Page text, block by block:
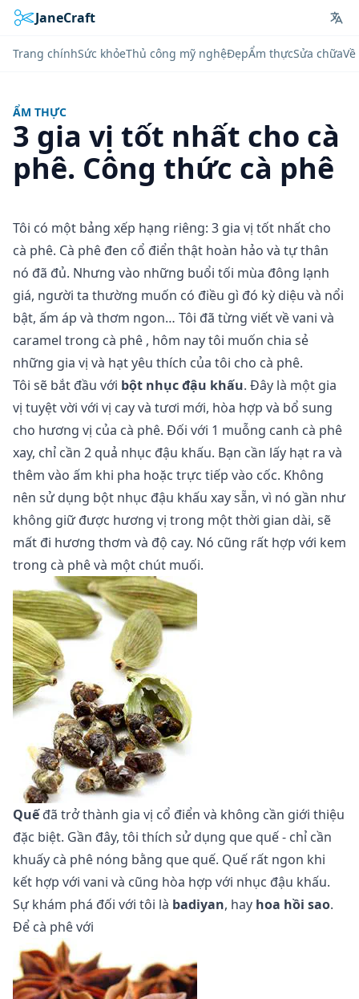
JaneCraft
Trang chínhSức khỏeThủ công mỹ nghệĐẹpẨm thựcSửa chữa
ẨM THỰC
3 gia vị tốt nhất cho cà
phê. Công thức cà phê
Tôi có một bảng xếp hạng riêng: 3 gia vị tốt nhất cho
cà phê. Cà phê đen cổ điển thật hoàn hảo và tự thân
nó đã đủ. Nhưng vào những buổi tối mùa đông lạnh
giá, người ta thường muốn có điều gì đó kỳ diệu và nổi
bật, ấm áp và thơm ngon… Tôi đã từng viết vềvani và
caramel trong cà phê , hôm nay tôi muốn chia sẻ
những gia vị và hạt yêu thích của tôi cho cà phê.
Tôi sẽ bắt đầu với bột nhục đậu khấu. Đây là một gia
vị tuyệt vời với vị cay và tươi mới, hòa hợp và bổ sung
cho hương vị của cà phê. Đối với 1 muỗng canh cà phê
xay, chỉ cần 2 quả nhục đậu khấu. Bạn cần lấy hạt ra và
thêm vào ấm khi pha hoặc trực tiếp vào cốc. Không
nên sử dụng bột nhục đậu khấu xay sẵn, vì nó gần như
không giữ được hương vị trong một thời gian dài, sẽ
mất đi hương thơm và độ cay. Nó cũng rất hợp với kem
trong cà phê và một chút muối.
Quếđã trở thành gia vị cổ điển và không cần giới thiệu
đặc biệt. Gần đây, tôi thích sử dụng que quế - chỉ cần
khuấy cà phê nóng bằng que quế. Quế rất ngon khi
kết hợp với vani và cũng hòa hợp với nhục đậu khấu.
Sự khám phá đối với tôi là badiyan, hay hoa hồi sao.
Để cà phê với